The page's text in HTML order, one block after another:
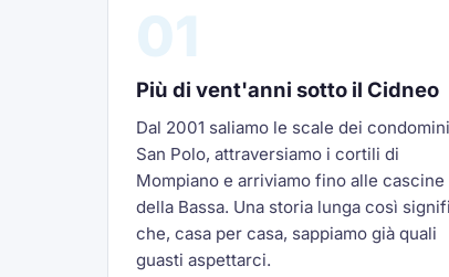
Più di vent'anni sotto il Cidneo
Dal 2001 saliamo le scale dei
San Polo, attraversiamo i cortili di
Mompiano e arriviamo fino alle cascine
della Bassa. Una storia lunga così
che, casa per casa, sappiamo già quali
guasti aspettarci.